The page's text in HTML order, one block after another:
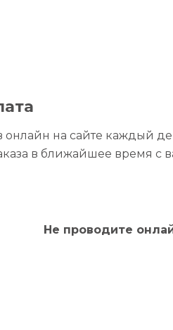
на сайте каждый
в ближайшее время с
Не проводите